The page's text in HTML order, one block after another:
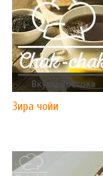
Зира чойи